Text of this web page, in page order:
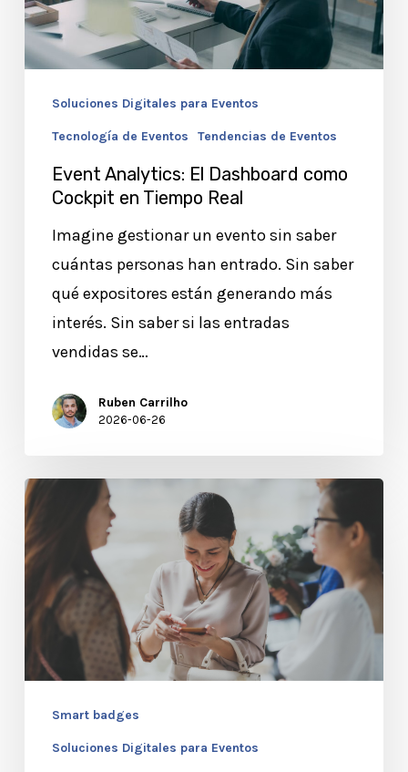
como
Cockpit
en
Tiempo
Soluciones Digitales para Eventos
Tecnología de Eventos Tendencias de Eventos
Event Analytics: El Dashboard como
Cockpit en Tiempo Real
Imagine gestionar un evento sin saber
cuántas personas han entrado. Sin saber
qué expositores están generando más
interés. Sin saber si las entradas
vendidas se…
Ruben Carrilho
2026-06-26
Eventos
sostenibles:
Smart
Badges
2.0
vs.
Papel
Smart badges
Soluciones Digitales para Eventos